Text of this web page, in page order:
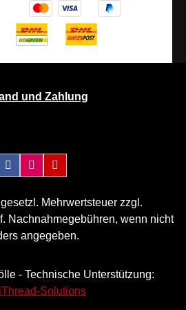
und Zahlung
Mehrwertsteuer zzgl.
Nachnahmegebühren, wenn nicht
angegeben.
- Technische Unterstützung:
Solutions